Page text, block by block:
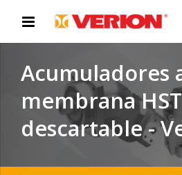
Acumuladores
membrana
descartable -